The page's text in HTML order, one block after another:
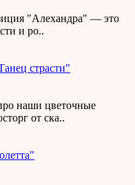
"Алехандра" — это
и ро..
наши цветочные
от ска..